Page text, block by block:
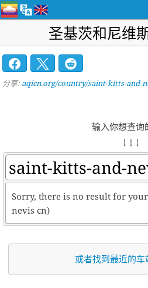
圣基茨和尼维
分享: aqicn.org/country/saint-kitts-and-
输入你想查询
↓ ↓ ↓
Sorry, there is no result for
nevis cn)
或者找到最近的车